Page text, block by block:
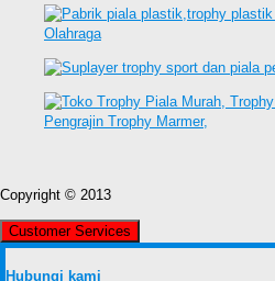
Copyright © 2013
Customer Services
Hubungi kami